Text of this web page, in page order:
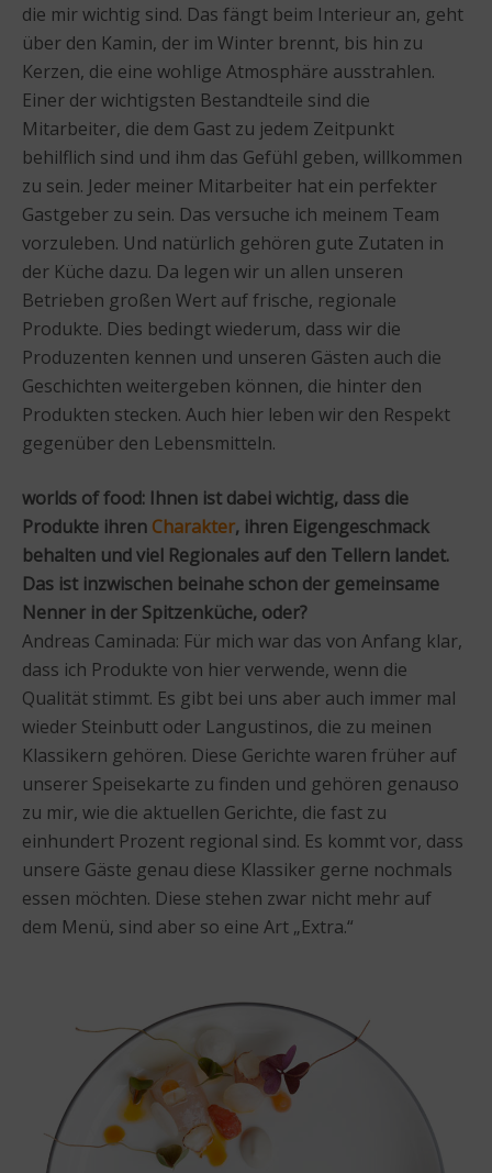
die mir wichtig sind. Das fängt beim Interieur an, geht
über den Kamin, der im Winter brennt, bis hin zu
Kerzen, die eine wohlige Atmosphäre ausstrahlen.
Einer der wichtigsten Bestandteile sind die
Mitarbeiter, die dem Gast zu jedem Zeitpunkt
behilflich sind und ihm das Gefühl geben, willkommen
zu sein. Jeder meiner Mitarbeiter hat ein perfekter
Gastgeber zu sein. Das versuche ich meinem Team
vorzuleben. Und natürlich gehören gute Zutaten in
der Küche dazu. Da legen wir un allen unseren
Betrieben großen Wert auf frische, regionale
Produkte. Dies bedingt wiederum, dass wir die
Produzenten kennen und unseren Gästen auch die
Geschichten weitergeben können, die hinter den
Produkten stecken. Auch hier leben wir den Respekt
gegenüber den Lebensmitteln.
worlds of food: Ihnen ist dabei wichtig, dass die
Produkte ihren Charakter, ihren Eigengeschmack
behalten und viel Regionales auf den Tellern landet.
Das ist inzwischen beinahe schon der gemeinsame
Nenner in der Spitzenküche, oder?
Andreas Caminada: Für mich war das von Anfang klar,
dass ich Produkte von hier verwende, wenn die
Qualität stimmt. Es gibt bei uns aber auch immer mal
wieder Steinbutt oder Langustinos, die zu meinen
Klassikern gehören. Diese Gerichte waren früher auf
unserer Speisekarte zu finden und gehören genauso
zu mir, wie die aktuellen Gerichte, die fast zu
einhundert Prozent regional sind. Es kommt vor, dass
unsere Gäste genau diese Klassiker gerne nochmals
essen möchten. Diese stehen zwar nicht mehr auf
dem Menü, sind aber so eine Art „Extra.“